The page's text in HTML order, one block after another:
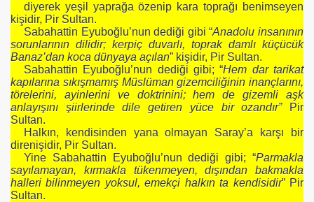
diyerek yeşil yaprağa özenip kara toprağı benimseyen
kişidir, Pir Sultan.
Sabahattin Eyuboğlu’nun dediği gibi “Anadolu insanının
sorunlarının dilidir; kerpiç duvarlı, toprak damlı küçücük
Banaz’dan koca dünyaya açılan” kişidir, Pir Sultan.
Sabahattin Eyuboğlu’nun dediği gibi; “Hem dar tarikat
kapılarına sıkışmamış Müslüman gizemciliğinin inançlarını,
törelerini, ayinlerini ve doktrinini; hem de gizemli aşk
anlayışını şiirlerinde dile getiren yüce bir ozandır”Pir
Sultan.
Halkın, kendisinden yana olmayan Saray’a karşı bir
direnişidir, Pir Sultan.
Yine Sabahattin Eyuboğlu’nun dediği gibi; “Parmakla
sayılamayan, kırmakla tükenmeyen, dışından bakmakla
halleri bilinmeyen yoksul, emekçi halkın ta kendisidir” Pir
Sultan.